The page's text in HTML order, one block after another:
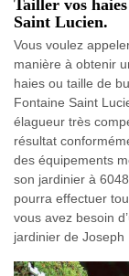
Tailler vos
Saint Lucien.
Vous voulez
manière à obtenir
haies ou taille de
Fontaine Saint
élagueur très
résultat
des équipements
son jardinier à
pourra effectuer
vous avez besoin
jardinier de Joseph